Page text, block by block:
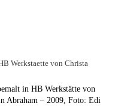
in HB Werkstätte von
Abraham – 2009, Foto: Edi